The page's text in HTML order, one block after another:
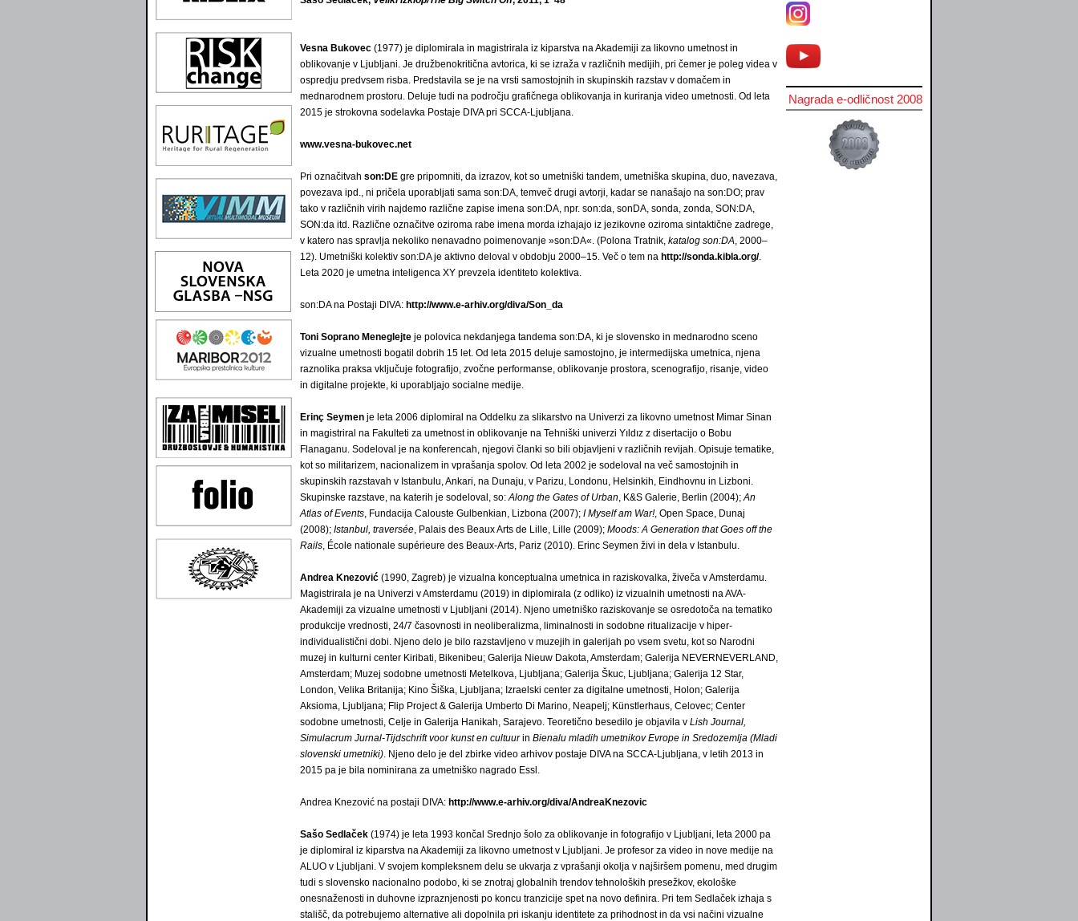
Vesna Bukovec (1977) je diplomirala in magistrirala iz kiparstva na Akademiji za likovno umetnost in
oblikovanje v Ljubljani. Je družbenokritična avtorica, ki se izraža v različnih medijih, pri čemer je poleg videa v
ospredju predvsem risba. Predstavila se je na vrsti samostojnih in skupinskih razstav v domačem in
mednarodnem prostoru. Deluje tudi na področju grafičnega oblikovanja in kuriranja video umetnosti. Od leta
2015 je strokovna sodelavka Postaje DIVA pri SCCA-Ljubljana.
www.vesna-bukovec.net
Pri označitvah son:DE gre pripomniti, da izrazov, kot so umetniški tandem, umetniška skupina, duo, navezava,
povezava ipd., ni pričela uporabljati sama son:DA, temveč drugi avtorji, kadar se nanašajo na son:DO; prav
tako v različnih virih najdemo različne zapise imena son:DA, npr. son:da, sonDA, sonda, zonda, SON:DA,
SON:da itd. Različne označitve oziroma rabe imena morda izhajajo iz jezikovne oziroma sintaktične zadrege,
v katero nas spravlja nekoliko nenavadno poimenovanje »son:DA«. (Polona Tratnik, katalog son:DA, 2000–
12). Umetniški kolektiv son:DA je aktivno deloval v obdobju 2000–15. Več o tem na http://sonda.kibla.org/.
Leta 2020 je umetna inteligenca XY prevzela identiteto kolektiva.
son:DA na Postaji DIVA: http://www.e-arhiv.org/diva/Son_da
Toni Soprano Meneglejte je polovica nekdanjega tandema son:DA, ki je slovensko in mednarodno sceno
vizualne umetnosti bogatil dobrih 15 let. Od leta 2015 deluje samostojno, je intermedijska umetnica, njena
raznolika praksa vključuje fotografijo, zvočne performanse, oblikovanje prostora, scenografijo, risanje, video
in digitalne projekte, ki uporabljajo socialne medije.
Erinç Seymen je leta 2006 diplomiral na Oddelku za slikarstvo na Univerzi za likovno umetnost Mimar Sinan
in magistriral na Fakulteti za umetnost in oblikovanje na Tehniški univerzi Yıldız z disertacijo o Bobu
Flanaganu. Sodeloval je na konferencah, njegovi članki so bili objavljeni v različnih revijah. Opisuje tematike,
kot so militarizem, nacionalizem in vprašanja spolov. Od leta 2002 je sodeloval na več samostojnih in
skupinskih razstavah v Istanbulu, Ankari, na Dunaju, v Parizu, Londonu, Helsinkih, Eindhovnu in Lizboni.
Skupinske razstave, na katerih je sodeloval, so:Along the Gates of Urban, K&S Galerie, Berlin (2004);An
Atlas of Events, Fundacija Calouste Gulbenkian, Lizbona (2007); I Myself am War!, Open Space, Dunaj
(2008); Istanbul, traversée, Palais des Beaux Arts de Lille, Lille (2009); Moods: A Generation that Goes off the
Rails, École nationale supérieure des Beaux-Arts, Pariz (2010). Erinc Seymen živi in dela v Istanbulu.
Andrea Knezović (1990, Zagreb) je vizualna konceptualna umetnica in raziskovalka, živeča v Amsterdamu.
Magistrirala je na Univerzi v Amsterdamu (2019) in diplomirala (z odliko) iz vizualnih umetnosti na AVA-
Akademiji za vizualne umetnosti v Ljubljani (2014). Njeno umetniško raziskovanje se osredotoča na tematiko
produkcije vrednosti, 24/7 časovnosti in neoliberalizma, liminalnosti in sodobne ritualizacije v hiper-
individualistični dobi. Njeno delo je bilo razstavljeno v muzejih in galerijah po vsem svetu, kot so Narodni
muzej in kulturni center Kiribati, Bikenibeu; Galerija Nieuw Dakota, Amsterdam; Galerija NEVERNEVERLAND,
Amsterdam; Muzej sodobne umetnosti Metelkova, Ljubljana; Galerija Škuc, Ljubljana; Galerija 12 Star,
London, Velika Britanija; Kino Šiška, Ljubljana; Izraelski center za digitalne umetnosti, Holon; Galerija
Aksioma, Ljubljana; Flip Project & Galerija Umberto Di Marino, Neapelj; Künstlerhaus, Celovec; Center
sodobne umetnosti, Celje in Galerija Hanikah, Sarajevo. Teoretično besedilo je objavila v Lish Journal,
Simulacrum Jurnal-Tijdschrift voor kunst en cultuurin Bienalu mladih umetnikov Evrope in Sredozemlja (Mladi
slovenski umetniki). Njeno delo je del zbirke video arhivov postaje DIVA na SCCA-Ljubljana, v letih 2013 in
2015 pa je bila nominirana za umetniško nagrado Essl.
Andrea Knezović na postaji DIVA: http://www.e-arhiv.org/diva/AndreaKnezovic
Sašo Sedlaček (1974) je leta 1993 končal Srednjo šolo za oblikovanje in fotografijo v Ljubljani, leta 2000 pa
je diplomiral iz kiparstva na Akademiji za likovno umetnost v Ljubljani. Je profesor za video in nove medije na
ALUO v Ljubljani. V svojem kompleksnem delu se ukvarja z vprašanji okolja v najširšem pomenu, med drugim
tudi s slovensko nacionalno podobo, ki se znotraj globalnih trendov tehnoloških presežkov, ekološke
onesnaženosti in duhovne izpraznjenosti po koncu tranzicije spet na novo definira. Pri tem Sedlaček izhaja s
stališč, da potrebujemo alternative ali dopolnila pri iskanju identitete za prihodnost in da vsi načini vizualne
Nagrada e-odličnost 2008